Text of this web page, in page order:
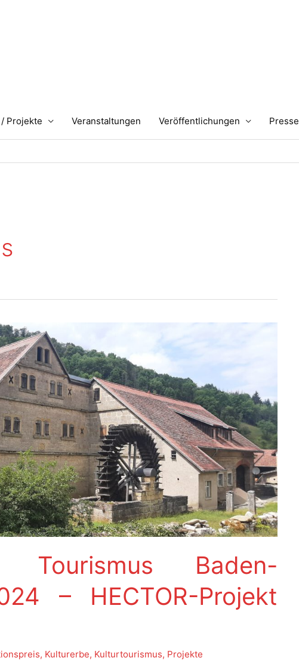
Projekte Veranstaltungen Veröffentlichungen Presse
Tourismus Baden-
– HECTOR-Projekt
, Kulturerbe, Kulturtourismus, Projekte